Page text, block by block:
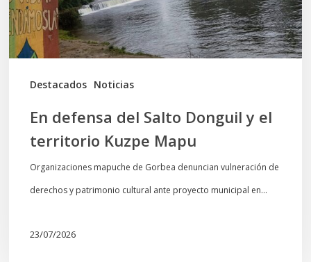
Destacados Noticias
el
territorio
Kuzpe
Mapu
En defensa del Salto Donguil y el
territorio Kuzpe Mapu
Organizaciones mapuche de Gorbea denuncian vulneración de
derechos y patrimonio cultural ante proyecto municipal en…
23/07/2026